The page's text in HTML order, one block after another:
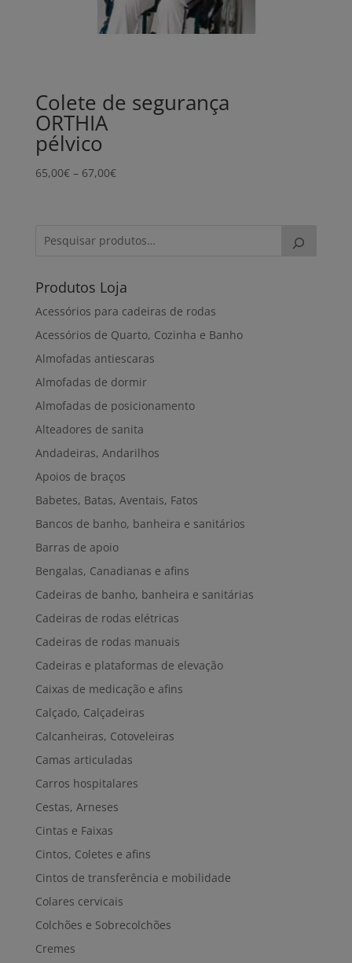
Colete de segurança
ORTHIA
pélvico
65,00€ – 67,00€Price
67,00€
Produtos Loja
Acessórios para cadeiras de rodas
Acessórios de Quarto, Cozinha e Banho
Almofadas antiescaras
Almofadas de dormir
Almofadas de posicionamento
Alteadores de sanita
Andadeiras, Andarilhos
Apoios de braços
Babetes, Batas, Aventais, Fatos
Bancos de banho, banheira e sanitários
Barras de apoio
Bengalas, Canadianas e afins
Cadeiras de banho, banheira e sanitárias
Cadeiras de rodas elétricas
Cadeiras de rodas manuais
Cadeiras e plataformas de elevação
Caixas de medicação e afins
Calçado, Calçadeiras
Calcanheiras, Cotoveleiras
Camas articuladas
Carros hospitalares
Cestas, Arneses
Cintas e Faixas
Cintos, Coletes e afins
Cintos de transferência e mobilidade
Colares cervicais
Colchões e Sobrecolchões
Cremes